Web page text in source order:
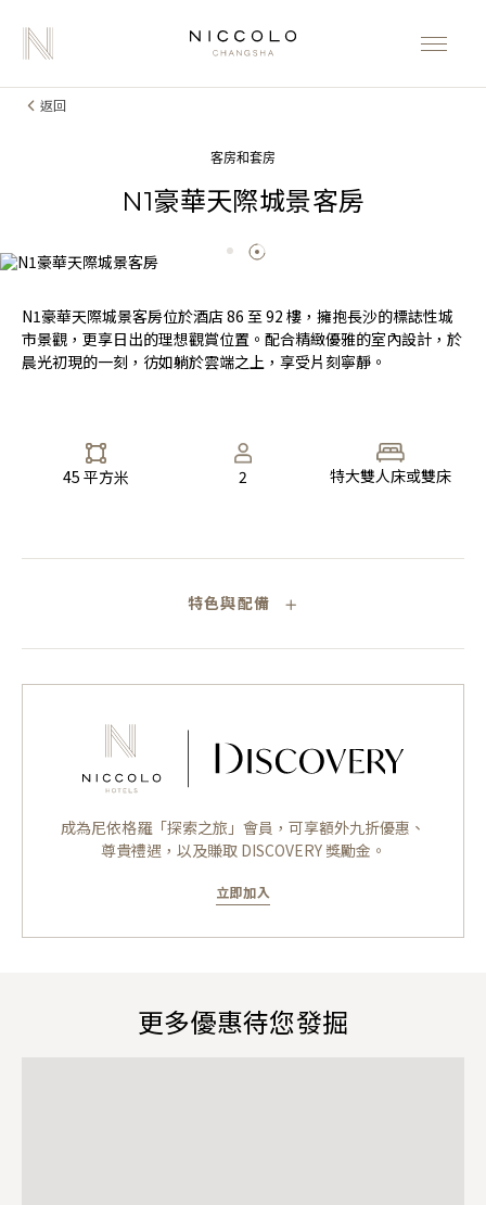
返回
客房和套房
N1豪華天際城景客房
N1豪華天際城景客房位於酒店 86 至 92 樓，擁抱長沙的標誌性城
市景觀，更享日出的理想觀賞位置。配合精緻優雅的室內設計，於
晨光初現的一刻，彷如躺於雲端之上，享受片刻寧靜。
45 平方米 2 特大雙人床或雙床
特色與配備
成為尼依格羅「探索之旅」會員，可享額外九折優惠、
尊貴禮遇，以及賺取 DISCOVERY 獎勵金。
立即加入
更多優惠待您發掘